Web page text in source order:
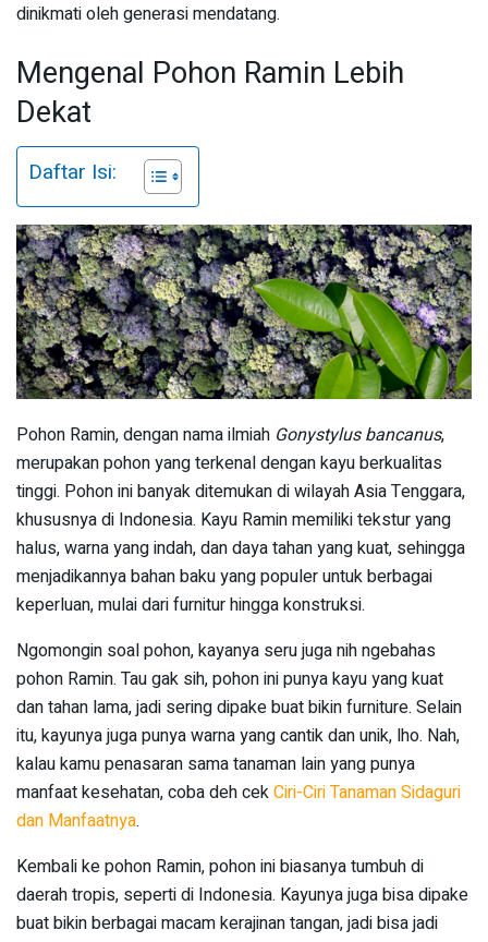
dinikmati oleh generasi mendatang.
Mengenal Pohon Ramin Lebih
Dekat
Daftar Isi:
Pohon Ramin, dengan nama ilmiah Gonystylus bancanus,
merupakan pohon yang terkenal dengan kayu berkualitas
tinggi. Pohon ini banyak ditemukan di wilayah Asia Tenggara,
khususnya di Indonesia. Kayu Ramin memiliki tekstur yang
halus, warna yang indah, dan daya tahan yang kuat, sehingga
menjadikannya bahan baku yang populer untuk berbagai
keperluan, mulai dari furnitur hingga konstruksi.
Ngomongin soal pohon, kayanya seru juga nih ngebahas
pohon Ramin. Tau gak sih, pohon ini punya kayu yang kuat
dan tahan lama, jadi sering dipake buat bikin furniture. Selain
itu, kayunya juga punya warna yang cantik dan unik, lho. Nah,
kalau kamu penasaran sama tanaman lain yang punya
manfaat kesehatan, coba deh cekCiri-Ciri Tanaman Sidaguri
dan Manfaatnya.
Kembali ke pohon Ramin, pohon ini biasanya tumbuh di
daerah tropis, seperti di Indonesia. Kayunya juga bisa dipake
buat bikin berbagai macam kerajinan tangan, jadi bisa jadi